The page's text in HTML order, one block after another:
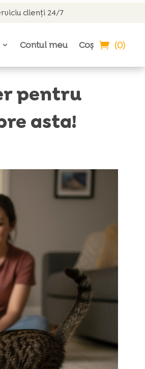
clienți 24/7
Contul meu Coș (0)
pentru
asta!